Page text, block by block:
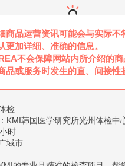
商品运营资讯可能会与实际不
更加详细、准确的信息。
不会保障网站内所介绍的商
品或服务时发生的直、间接性
检
KMI韩国医学研究所光州体检中
时
域市